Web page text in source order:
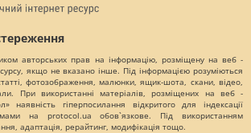
авторських прав на інформацію, розміщену на веб -
якщо не вказано інше. Під інформацією розуміються
фотозображення, малюнки, ящик-шота, скани, відео,
При використанні матеріалів, розміщених на веб -
наявність гіперпосилання відкритого для індексації
на protocol.ua обов`язкове. Під використанням
адаптація, рерайтинг, модифікація тощо.